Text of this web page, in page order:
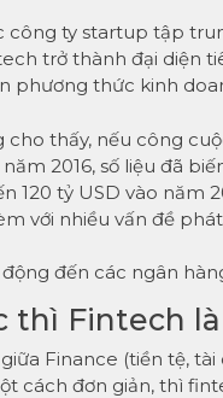
công ty startup tập
trở thành đại diện
phương thức kinh
cho thấy, nếu công
2016, số liệu đã
120 tỷ USD vào
với nhiều vấn đề
thì Fintech
Finance (tiền tệ,
cách đơn giản, thì